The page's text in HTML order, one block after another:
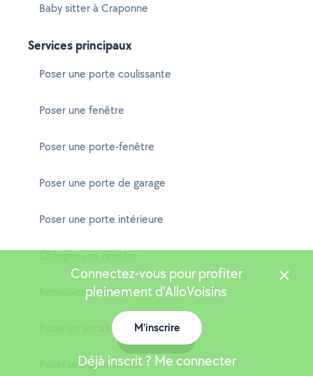
Baby sitter à Craponne
Services principaux
Poser une porte coulissante
Poser une fenêtre
Poser une porte-fenêtre
Poser une porte de garage
Poser une porte intérieure
Remplacer une vitre
Poser un escalier
Poser une baie vitrée
Connectez-vous pour profiter
pleinement d'AlloVoisins
M'inscrire
Déjà inscrit ? Me connecter